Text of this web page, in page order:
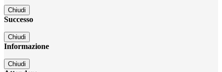
Chiudi
Successo
Chiudi
Informazione
Chiudi